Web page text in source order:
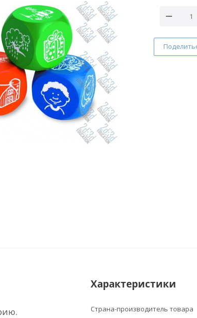
Характеристики
Страна-производитель товара